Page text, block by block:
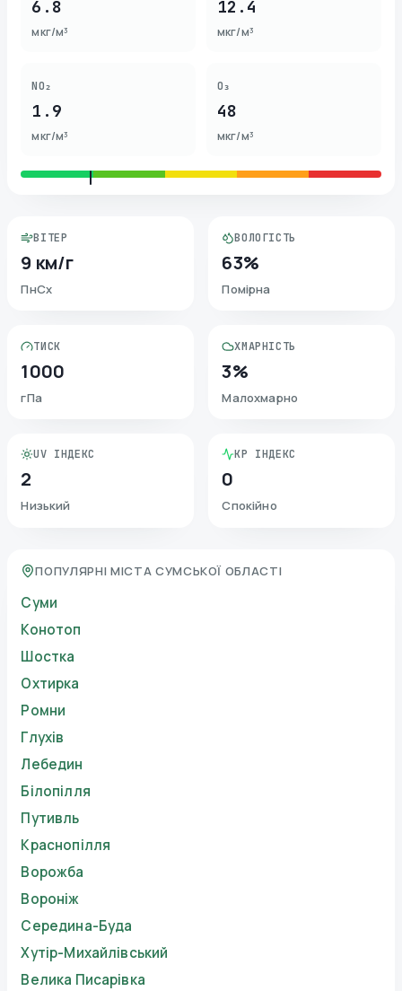
6.8
мкг/м³
12.4
мкг/м³
NO₂
1.9
мкг/м³
O₃
48
мкг/м³
ВІТЕР
9 км/г
ПнСх
ВОЛОГІСТЬ
63%
Помірна
ТИСК
1000
гПа
ХМАРНІСТЬ
3%
Малохмарно
UV ІНДЕКС
2
Низький
KP ІНДЕКС
0
Спокійно
ПОПУЛЯРНІ МІСТА СУМСЬКОЇ ОБЛАСТІ
Суми
Конотоп
Шостка
Охтирка
Ромни
Глухів
Лебедин
Білопілля
Путивль
Краснопілля
Ворожба
Вороніж
Середина-Буда
Хутір-Михайлівський
Велика Писарівка